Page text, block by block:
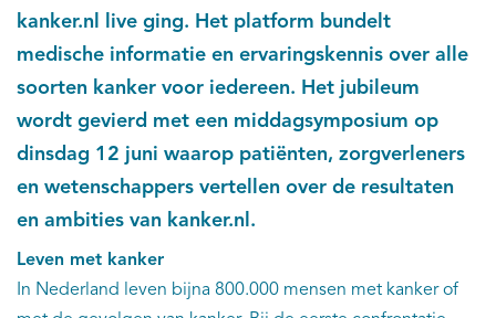
kanker.nl live ging. Het platform bundelt
medische informatie en ervaringskennis over alle
soorten kanker voor iedereen. Het jubileum
wordt gevierd met een middagsymposium op
dinsdag 12 juni waarop patiënten, zorgverleners
en wetenschappers vertellen over de resultaten
en ambities van kanker.nl.
Leven met kanker
In Nederland leven bijna 800.000 mensen met kanker of